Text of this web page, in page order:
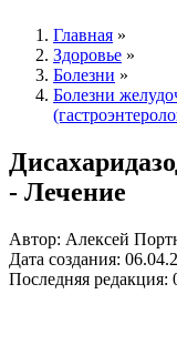
Главная »
Здоровье »
Болезни »
Болезни
- Лечение
Автор: Алексей
Дата создания:
Последняя редакция: